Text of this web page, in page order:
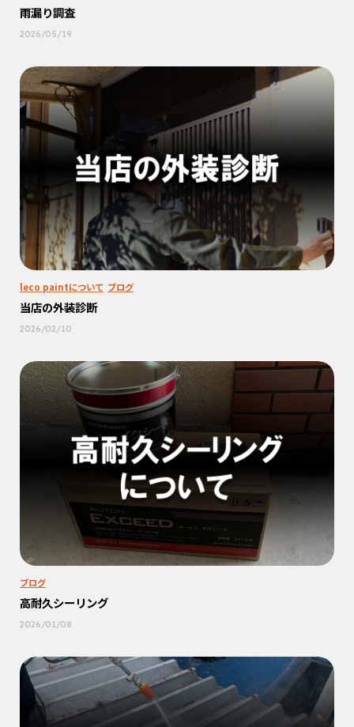
雨漏り調査
2026/05/19
leco paintについて ブログ
当店の外装診断
2026/02/10
ブログ
高耐久シーリング
2026/01/08